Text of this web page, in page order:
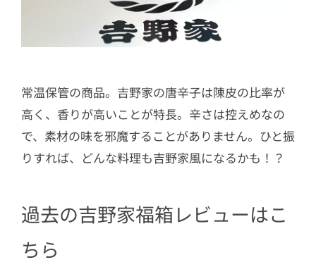
常温保管の商品。吉野家の唐辛子は陳皮の比率が
高く、香りが高いことが特長。辛さは控えめなの
で、素材の味を邪魔することがありません。ひと振
りすれば、どんな料理も吉野家風になるかも！？
過去の吉野家福箱レビューはこ
ちら